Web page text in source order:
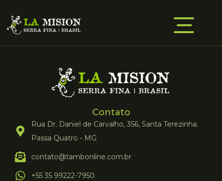
Contato
Rua Dr. Daniel de Carvalho, 356, Santa Terezinha.
Passa Quatro - MG
contato@tambonline.com.br
+55 35 99222-7950